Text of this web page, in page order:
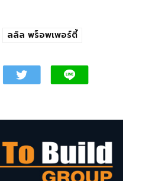
ลลิล พร็อพเพอร์ตี้